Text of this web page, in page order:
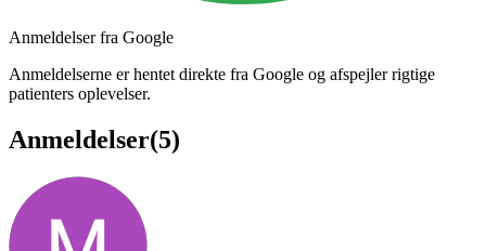
Anmeldelser fra Google
Anmeldelserne er hentet direkte fra Google og afspejler rigtige
patienters oplevelser.
Anmeldelser(5)